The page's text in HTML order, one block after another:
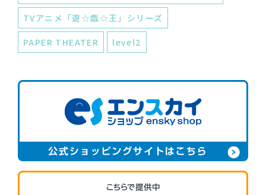
TVアニメ「遊☆戯☆王」シリーズ
PAPER THEATER level2